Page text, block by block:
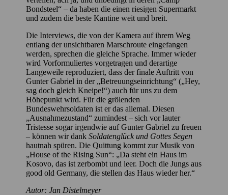
Bondsteel“ – da haben die einen riesigen Supermarkt
und zudem die beste Kantine weit und breit.
Die Interviews, die von der Kamera auf ihrem Weg
entlang der unsichtbaren Marschroute eingefangen
werden, sprechen die gleiche Sprache. Immer wieder
wird Vorformuliertes vorgetragen und derartige
Langeweile reproduziert, dass der finale Auftritt von
Gunter Gabriel in der „Betreuungseinrichtung“ („Hey,
sag doch gleich Kneipe!“) auch für uns zu dem
Höhepunkt wird. Für die grölenden
Bundeswehrsoldaten ist er das allemal. Diesen
„Ausnahmezustand“ zumindest – sich vor lauter
Tristesse sogar irgendwie auf Gunter Gabriel zu freuen
– können wir dankSoldatenglück und Gottes Segen
hautnah spüren. Die Quittung kommt zur Musik von
„House of the Rising Sun“: „Da steht ein Haus im
Kosovo, das ist zerbombt und leer. Doch die Jungs aus
good old Germany, die stellen das Haus wieder her.“
Autor: Jan Distelmeyer